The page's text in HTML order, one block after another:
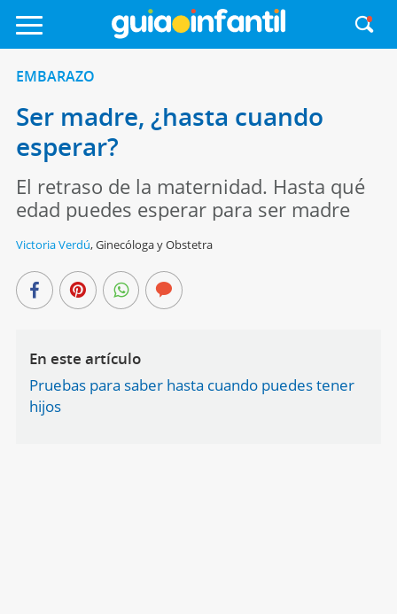
EMBARAZO
Ser madre, ¿hasta cuando
esperar?
El retraso de la maternidad. Hasta qué
edad puedes esperar para ser madre
Victoria Verdú,Ginecóloga y Obstetra
En este artículo
Pruebas para saber hasta cuando puedes tener
hijos